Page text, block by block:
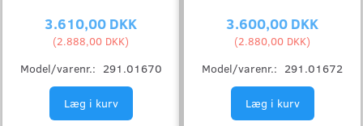
3.610,00 DKK
(2.888,00 DKK)
Model/varenr.: 291.01670
Læg i kurv
3.600,00 DKK
(2.880,00 DKK)
Model/varenr.: 291.01672
Læg i kurv